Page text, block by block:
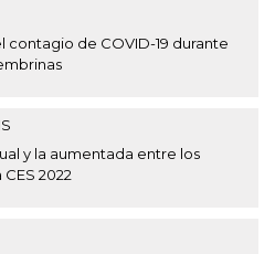
contagio de COVID-19 durante
y la aumentada entre los
2022